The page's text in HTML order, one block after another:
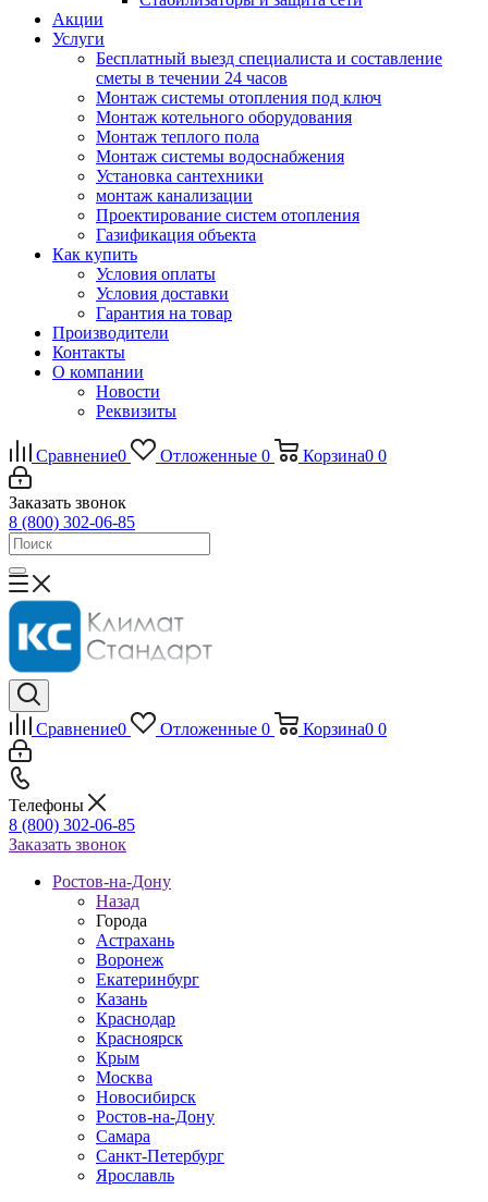
Акции
Услуги
Бесплатный выезд специалиста и составление
сметы в течении 24 часов
Монтаж системы отопления под ключ
Монтаж котельного оборудования
Монтаж теплого пола
Монтаж системы водоснабжения
Установка сантехники
монтаж канализации
Проектирование систем отопления
Газификация объекта
Как купить
Условия оплаты
Условия доставки
Гарантия на товар
Производители
Контакты
О компании
Новости
Реквизиты
Сравнение0 Отложенные 0 Корзина0 0
Заказать звонок
8 (800) 302-06-85
Сравнение0 Отложенные 0 Корзина0 0
Телефоны
8 (800) 302-06-85
Заказать звонок
Ростов-на-Дону
Назад
Города
Астрахань
Воронеж
Екатеринбург
Казань
Краснодар
Красноярск
Крым
Москва
Новосибирск
Ростов-на-Дону
Самара
Санкт-Петербург
Ярославль